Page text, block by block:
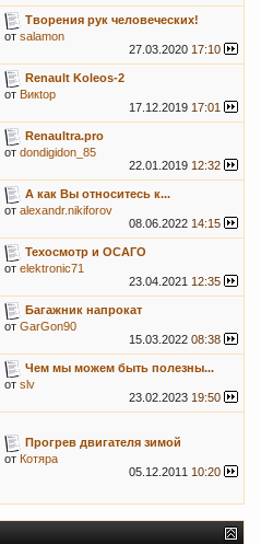
Творения рук человеческих!
от salamon
27.03.2020 17:10
Renault Koleos-2
от Викtор
17.12.2019 17:01
Renaultra.pro
от dondigidon_85
22.01.2019 12:32
А как Вы относитесь к...
от alexandr.nikiforov
08.06.2022 14:15
Техосмотр и ОСАГО
от elektronic71
23.04.2021 12:35
Багажник напрокат
от GarGon90
15.03.2022 08:38
Чем мы можем быть полезны...
от slv
23.02.2023 19:50
Прогрев двигателя зимой
от Котяра
05.12.2011 10:20